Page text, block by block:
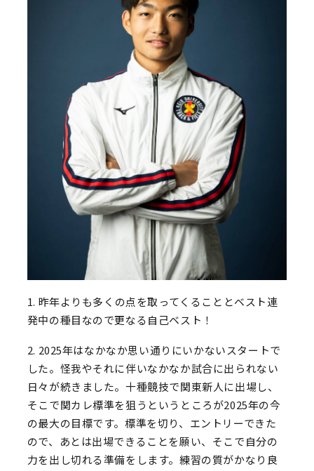
1. 昨年よりも多くの点を取ってくることとベスト連
発中の種目なので更なる自己ベスト！
2. 2025年はなかなか思い通りにいかないスタートで
した。怪我やそれに伴いなかなか試合に出られない
日々が続きました。十種競技で関東新人に出場し、
そこで関カレ標準を狙うというところが2025年の今
の最大の目標です。標準を切り、エントリーできた
ので、あとは出場できることを願い、そこで自分の
力を出し切れる準備をします。練習の質がかなり良